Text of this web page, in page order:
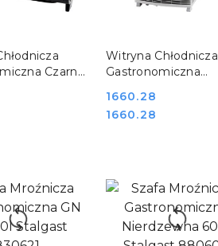
Czarna
KOSZYKA
Witryna Chłodnicza
Gastronomiczna
Stalgast 852180
Cena:
1660.28
Cena:
1660.28
DO KOSZYKA